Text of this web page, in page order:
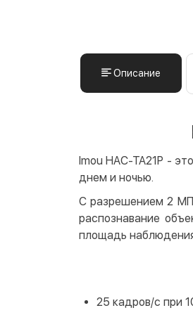
Описание
Imou HAC-TA21P -
днем и ночью.
С разрешением 2
распознавание
площадь
25 кадров/с при